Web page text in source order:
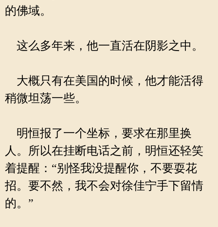
的佛域。
这么多年来，他一直活在阴影之中。
大概只有在美国的时候，他才能活得
稍微坦荡一些。
明恒报了一个坐标，要求在那里换
人。所以在挂断电话之前，明恒还轻笑
着提醒：“别怪我没提醒你，不要耍花
招。要不然，我不会对徐佳宁手下留情
的。”